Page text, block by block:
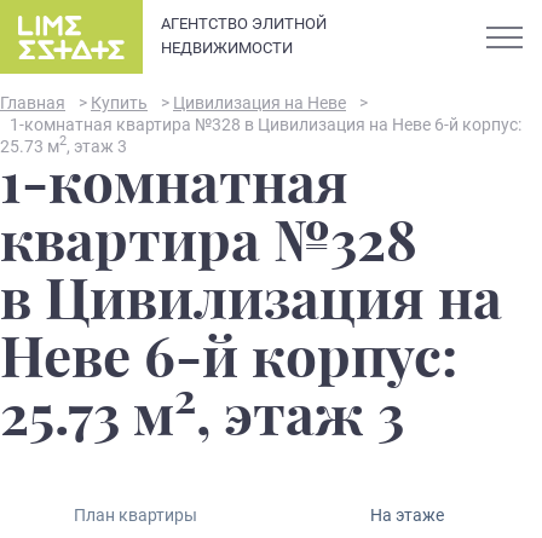
АГЕНТСТВО ЭЛИТНОЙ
НЕДВИЖИМОСТИ
О компании
Элитная недвижимость в
Санкт-Петербурге: каталог
квартир и апартаментов
премиум-класса
Главная > Купить > Цивилизация на Неве
>
1-комнатная квартира №328 в Цивилизация на Неве 6-й корпус:
25.73 м2, этаж 3
1-комнатная
квартира №328
в Цивилизация на
Неве 6-й корпус:
25.73 м2, этаж 3
План квартиры На этаже